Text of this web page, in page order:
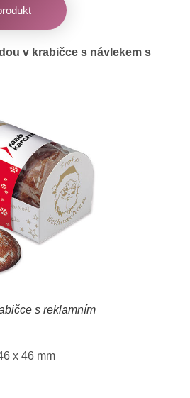
v krabičce s návlekem s
s reklamním
x 46 mm